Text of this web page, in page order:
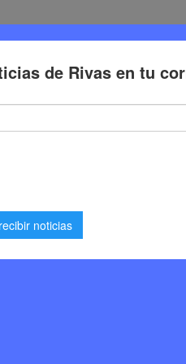
ripense por las carreras
de quads